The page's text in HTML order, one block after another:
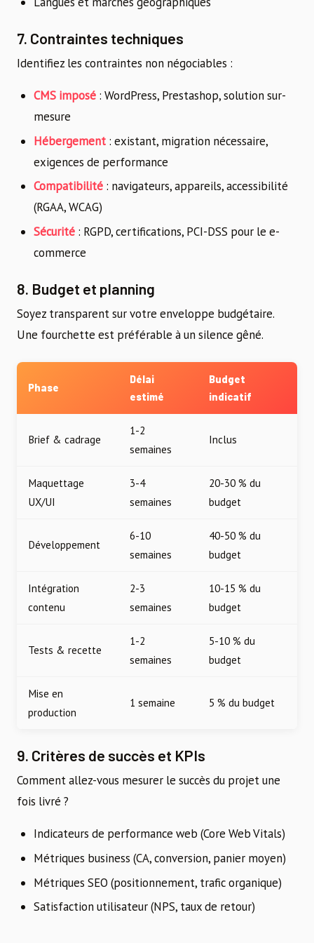
7. Contraintes techniques
Identifiez les contraintes non négociables :
CMS imposé : WordPress, Prestashop, solution sur-
mesure
Hébergement : existant, migration nécessaire,
exigences de performance
Compatibilité : navigateurs, appareils, accessibilité
(RGAA, WCAG)
Sécurité : RGPD, certifications, PCI-DSS pour le e-
commerce
8. Budget et planning
Soyez transparent sur votre enveloppe budgétaire.
Une fourchette est préférable à un silence gêné.
Phase
Délai
estimé
Budget
indicatif
Brief & cadrage
1-2
semaines
Inclus
Maquettage
UX/UI
3-4
semaines
20-30 % du
budget
Développement
6-10
semaines
40-50 % du
budget
Intégration
contenu
2-3
semaines
10-15 % du
budget
Tests & recette
1-2
semaines
5-10 % du
budget
Mise en
production
1 semaine 5 % du budget
9. Critères de succès et KPIs
Comment allez-vous mesurer le succès du projet une
fois livré ?
Indicateurs de performance web (Core Web Vitals)
Métriques business (CA, conversion, panier moyen)
Métriques SEO (positionnement, trafic organique)
Satisfaction utilisateur (NPS, taux de retour)